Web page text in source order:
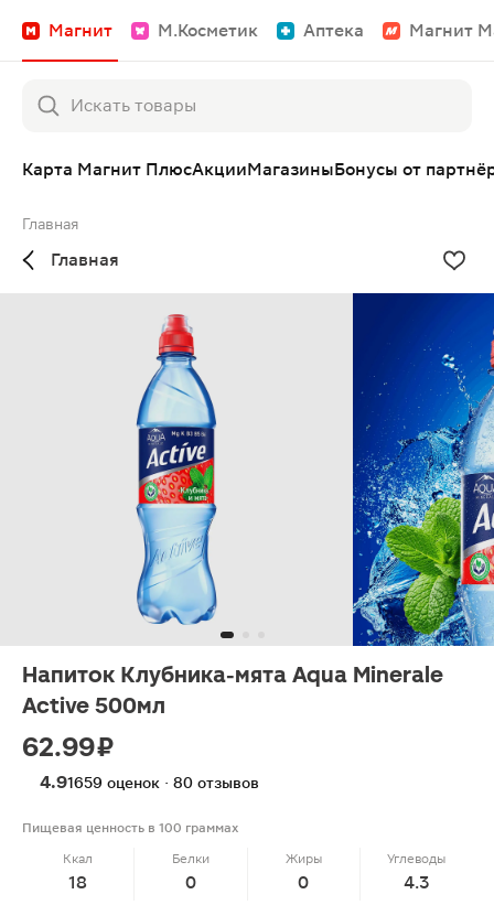
Магнит М.Косметик Аптека Магнит
Карта Магнит ПлюсАкцииМагазиныБонусы от
Главная
Главная
Напиток Клубника-мята Aqua Minerale
Active 500мл
62.99 ₽
4.91659 оценок · 80 отзывов
Пищевая ценность в 100 граммах
Ккал
18
Белки
0
Жиры
0
Углеводы
4.3